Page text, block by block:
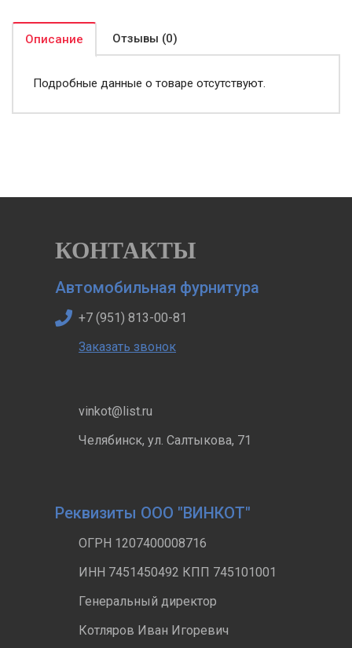
Описание Отзывы (0)
Подробные данные о товаре отсутствуют.
КОНТАКТЫ
Автомобильная фурнитура
+7 (951) 813-00-81
Заказать звонок
vinkot@list.ru
Челябинск, ул. Салтыкова, 71
Реквизиты ООО "ВИНКОТ"
ОГРН 1207400008716
ИНН 7451450492 КПП 745101001
Генеральный директор
Котляров Иван Игоревич